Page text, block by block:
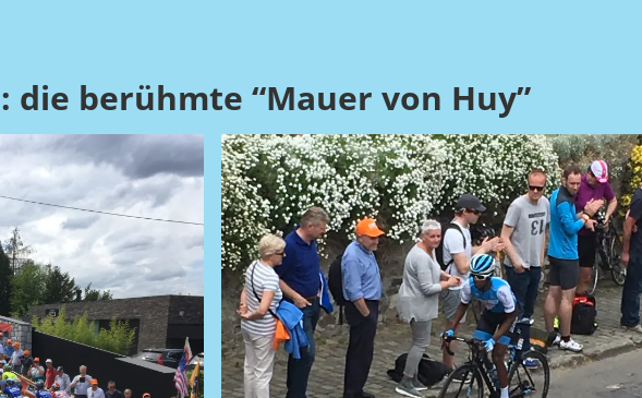
die berühmte “Mauer von Huy”